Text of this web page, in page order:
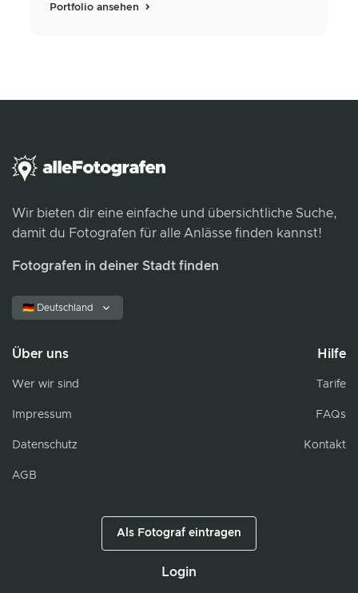
Portfolio ansehen
Wir bieten dir eine einfache und übersichtliche Suche,
damit du Fotografen für alle Anlässe finden kannst!
Fotografen in deiner Stadt finden
🇩🇪 Deutschland
Über uns
Wer wir sind
Impressum
Datenschutz
AGB
Hilfe
Tarife
FAQs
Kontakt
Als Fotograf eintragen
Login